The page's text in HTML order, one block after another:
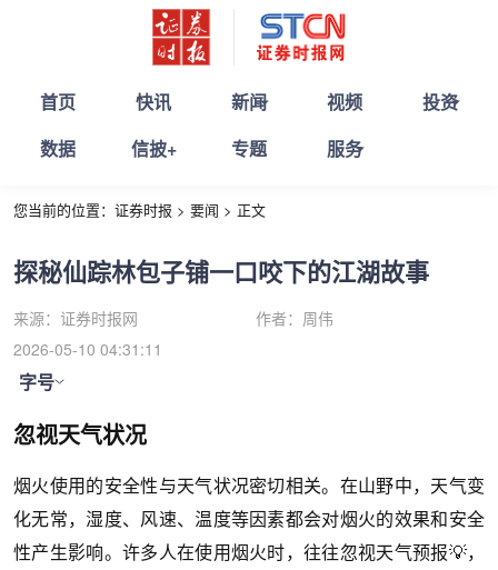
首页 快讯 新闻 视频
投资
数据
信披+ 专题 服务
您当前的位置： 证券时报 > 要闻 > 正文
探秘仙踪林包子铺一口咬下的江湖故事
来源： 证券时报网 作者： 周伟
2026-05-10 04:31:11
字号
忽视天气状况
烟火使用的安全性与天气状况密切相关。在山野中，天气变
化无常，湿度、风速、温度等因素都会对烟火的效果和安全
性产生影响。许多人在使用烟火时，往往忽视天气预报💡，